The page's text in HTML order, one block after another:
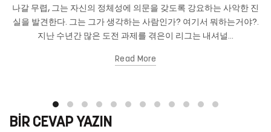
나갈 무렵, 그는 자신의 정체성에 의문을 갖도록 강요하는 사악한 진
실을 발견한다. 그는 그가 생각하는 사람인가? 여기서 뭐하는거야?.
지난 수년간 많은 도전 과제를 겪은이 리그는 내셔널...
Read More
BIR CEVAP YAZIN